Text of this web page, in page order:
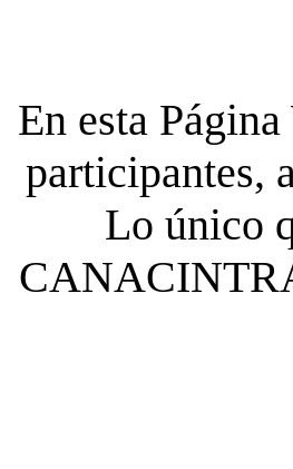
En esta
participantes,
Lo único